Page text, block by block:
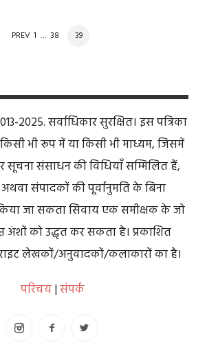
PREV PAGE
1 … PAGE
38 PAGE
39
2025. सर्वाधिकार सुरक्षित। इस पत्रिका
भी रूप में या किसी भी माध्यम, जिसमें
संसाधन की विधियाँ सम्मिलित हैं,
अथवा संपादकों की पूर्वानुमति के बिना
जा सकता सिवाय एक समीक्षक के जो
अंशों को उद्धृत कर सकता है। प्रकाशित
लेखकों/अनुवादकों/कलाकारों का है।
परिचय|संपर्क